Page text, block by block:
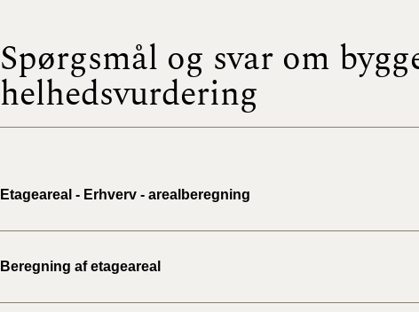
Spørgsmål og svar om
helhedsvurdering
Etageareal - Erhverv - arealberegning
Beregning af etageareal